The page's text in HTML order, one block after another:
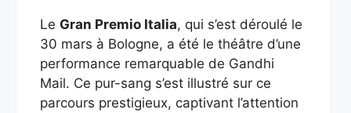
Le Gran Premio Italia, qui s’est déroulé le
30 mars à Bologne, a été le théâtre d’une
performance remarquable de Gandhi
Mail. Ce pur-sang s’est illustré sur ce
parcours prestigieux, captivant l’attention